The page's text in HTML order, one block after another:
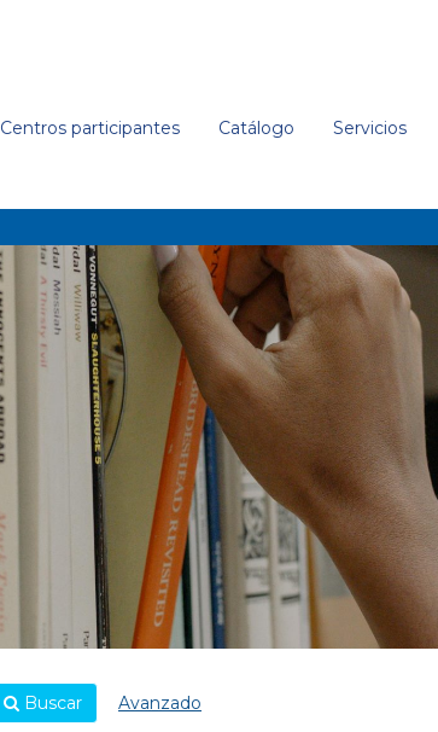
Centros participantes Catálogo Servicios
Buscar Avanzado